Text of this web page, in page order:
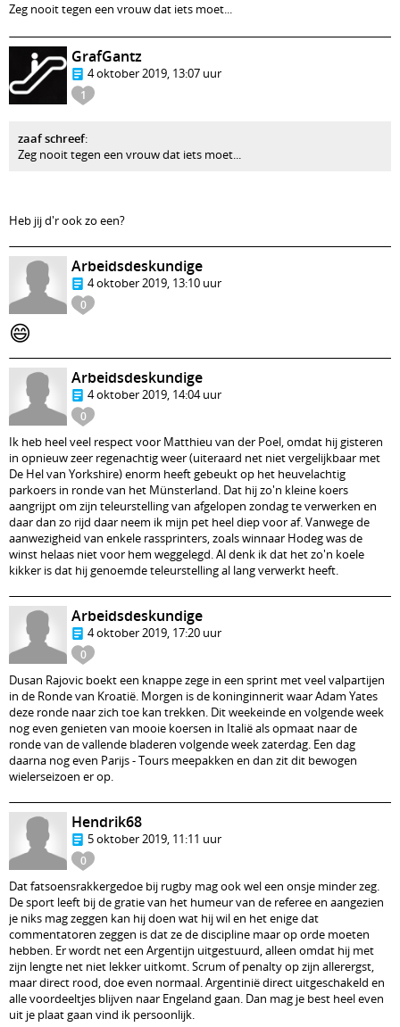
Zeg nooit tegen een vrouw dat iets moet...
1
GrafGantz
4 oktober 2019, 13:07 uur
zaaf schreef:
Zeg nooit tegen een vrouw dat iets moet...
Heb jij d'r ook zo een?
0
Arbeidsdeskundige
4 oktober 2019, 13:10 uur
😄
0
Arbeidsdeskundige
4 oktober 2019, 14:04 uur
Ik heb heel veel respect voor Matthieu van der Poel, omdat hij gisteren
in opnieuw zeer regenachtig weer (uiteraard net niet vergelijkbaar met
De Hel van Yorkshire) enorm heeft gebeukt op het heuvelachtig
parkoers in ronde van het Münsterland. Dat hij zo'n kleine koers
aangrijpt om zijn teleurstelling van afgelopen zondag te verwerken en
daar dan zo rijd daar neem ik mijn pet heel diep voor af. Vanwege de
aanwezigheid van enkele rassprinters, zoals winnaar Hodeg was de
winst helaas niet voor hem weggelegd. Al denk ik dat het zo'n koele
kikker is dat hij genoemde teleurstelling al lang verwerkt heeft.
0
Arbeidsdeskundige
4 oktober 2019, 17:20 uur
Dusan Rajovic boekt een knappe zege in een sprint met veel valpartijen
in de Ronde van Kroatië. Morgen is de koninginnerit waar Adam Yates
deze ronde naar zich toe kan trekken. Dit weekeinde en volgende week
nog even genieten van mooie koersen in Italië als opmaat naar de
ronde van de vallende bladeren volgende week zaterdag. Een dag
daarna nog even Parijs - Tours meepakken en dan zit dit bewogen
wielerseizoen er op.
0
Hendrik68
5 oktober 2019, 11:11 uur
Dat fatsoensrakkergedoe bij rugby mag ook wel een onsje minder zeg.
De sport leeft bij de gratie van het humeur van de referee en aangezien
je niks mag zeggen kan hij doen wat hij wil en het enige dat
commentatoren zeggen is dat ze de discipline maar op orde moeten
hebben. Er wordt net een Argentijn uitgestuurd, alleen omdat hij met
zijn lengte net niet lekker uitkomt. Scrum of penalty op zijn allerergst,
maar direct rood, doe even normaal. Argentinië direct uitgeschakeld en
alle voordeeltjes blijven naar Engeland gaan. Dan mag je best heel even
uit je plaat gaan vind ik persoonlijk.